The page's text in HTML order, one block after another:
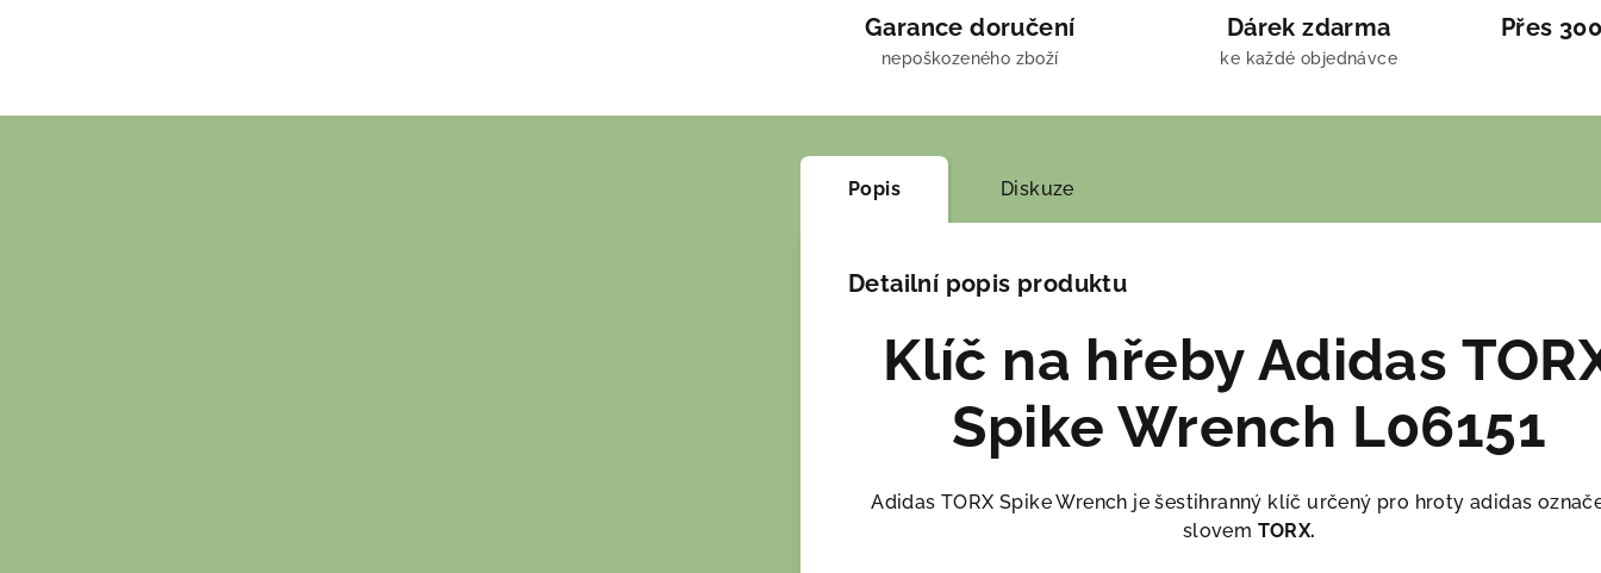
Garance doručení
nepoškozeného zboží
Dárek zdarma
ke každé objednávce
Přes
Popis Diskuze
Detailní popis produktu
Klíč na hřeby Adidas
Spike Wrench L06151
Adidas TORX Spike Wrench je šestihranný klíč určený pro hroty adidas
slovem TORX.